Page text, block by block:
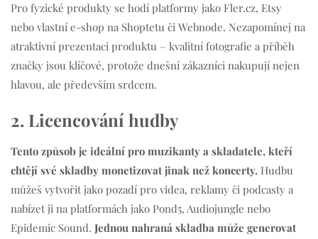
Pro fyzické produkty se hodí platformy jako Fler.cz, Etsy
nebo vlastní e-shop na Shoptetu či Webnode. Nezapomínej na
atraktivní prezentaci produktu – kvalitní fotografie a příběh
značky jsou klíčové, protože dnešní zákazníci nakupují nejen
hlavou, ale především srdcem.
2. Licencování hudby
Tento způsob je ideální pro muzikanty a skladatele, kteří
chtějí své skladby monetizovat jinak než koncerty. Hudbu
můžeš vytvořit jako pozadí pro videa, reklamy či podcasty a
nabízet ji na platformách jako Pond5, Audiojungle nebo
Epidemic Sound. Jednou nahraná skladba může generovat